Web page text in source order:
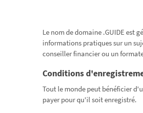
Le nom de domaine .GUIDE est
informations pratiques sur un
conseiller financier ou un
Conditions
Tout le monde peut bénéficier
payer pour qu'il soit enregistré.